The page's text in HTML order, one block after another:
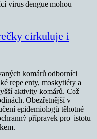
virus dengue mohou
cirkuluje i
komárů odborníci
repelenty, moskytiéry a
aktivity komárů. Což
Obezřetnější v
epidemiologů těhotné
přípravek pro jistotu